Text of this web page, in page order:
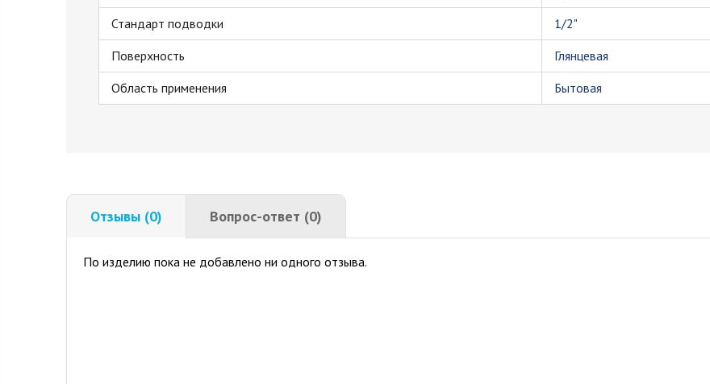
Стандарт подводки
1/2"
Поверхность
Глянцевая
Область применения
Бытовая
Отзывы (0) Вопрос-ответ (0)
По изделию пока не добавлено ни одного отзыва.